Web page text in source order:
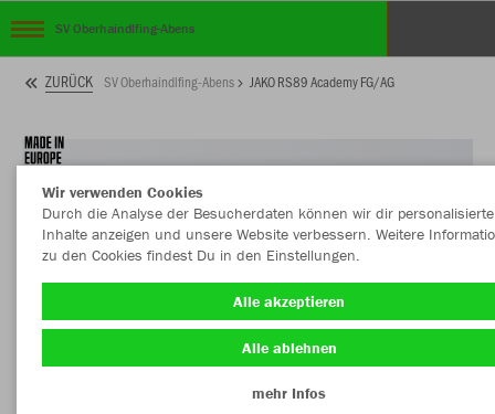
SV Oberhaindlfing-Abens
ZURÜCK SV Oberhaindlfing-Abens JAKO RS89 Academy FG/AG
Wir verwenden Cookies
Durch die Analyse der Besucherdaten können wir dir personalisierte
Inhalte anzeigen und unsere Website verbessern. Weitere
zu den Cookies findest Du in den Einstellungen.
Alle akzeptieren
Alle ablehnen
mehr Infos